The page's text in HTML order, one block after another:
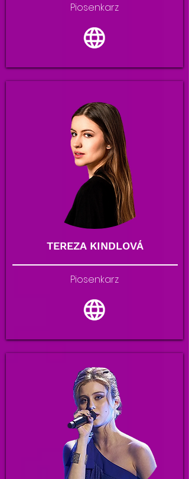
Piosenkarz
TEREZA KINDLOVÁ
Piosenkarz